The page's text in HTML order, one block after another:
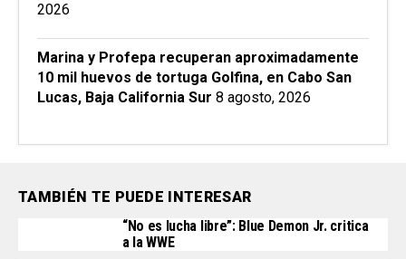
2026
Marina y Profepa recuperan aproximadamente
10 mil huevos de tortuga Golfina, en Cabo San
Lucas, Baja California Sur 8 agosto, 2026
TAMBIÉN TE PUEDE INTERESAR
“No es lucha libre”: Blue Demon Jr. critica
a la WWE